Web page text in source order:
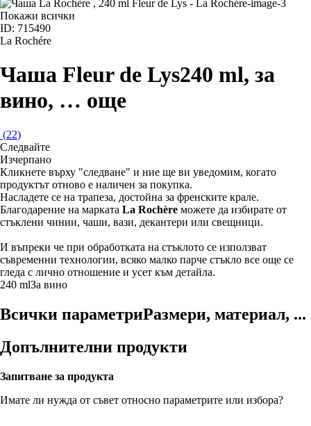
Покажи всички
ID: 715490
La Rochére
Чаша Fleur de Lys240 ml, за
вино, … още
(22)
Следвайте
Изчерпанo
Кликнете върху "следване" и ние ще ви уведомим, когато
продуктът отново е наличен за покупка.
Насладете се на трапеза, достойна за френските крале.
Благодарение на марката La Rochère можете да избирате от
стъклени чинии, чаши, вази, декантери или свещници.
И въпреки че при обработката на стъклото се използват
съвременни технологии, всяко малко парче стъкло все още се
гледа с лично отношение и усет към детайла.
240 mlЗа вино
Всички параметриРазмери, материал, ...
Допълнителни продукти
Запитване за продукта
Имате ли нужда от съвет относно параметрите или избора?